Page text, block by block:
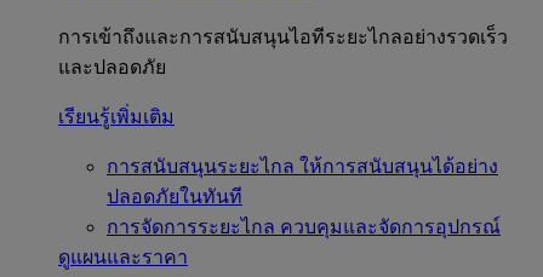
การเข้าถึงและการสนับสนุนไอทีระยะไกลอย่างรวดเร็ว
และปลอดภัย
เรียนรู้เพิ่มเติม
การสนับสนุนระยะไกล ให้การสนับสนุนได้อย่าง
ปลอดภัยในทันที
การจัดการระยะไกล ควบคุมและจัดการอุปกรณ์
ดูแผนและราคา